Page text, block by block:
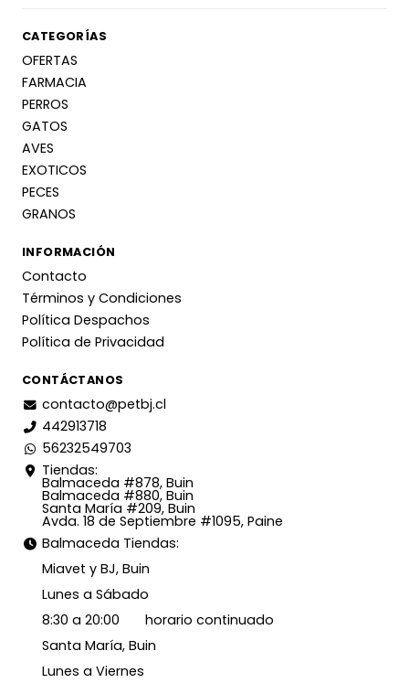
CATEGORÍAS
OFERTAS
FARMACIA
PERROS
GATOS
AVES
EXOTICOS
PECES
GRANOS
INFORMACIÓN
Contacto
Términos y Condiciones
Política Despachos
Política de Privacidad
CONTÁCTANOS
contacto@petbj.cl
442913718
56232549703
Tiendas:
Balmaceda #878, Buin
Balmaceda #880, Buin
Santa María #209, Buin
Avda. 18 de Septiembre #1095, Paine
Balmaceda Tiendas:
Miavet y BJ, Buin
Lunes a Sábado
8:30 a 20:00 horario continuado
Santa María, Buin
Lunes a Viernes